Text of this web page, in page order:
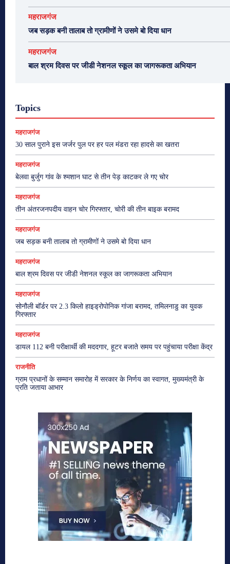
महराजगंज
जब सड़क बनी तालाब तो ग्रामीणों ने उसमे बो दिया धान
महराजगंज
बाल श्रम दिवस पर जीडी नेशनल स्कूल का जागरूकता अभियान
Topics
महराजगंज
30 साल पुराने इस जर्जर पुल पर हर पल मंडरा रहा हादसे का खतरा
महराजगंज
बेलवा बुर्जुग गांव के श्मशान घाट से तीन पेड़ काटकर ले गए चोर
महराजगंज
तीन अंतरजनपदीय वाहन चोर गिरफ्तार, चोरी की तीन बाइक बरामद
महराजगंज
जब सड़क बनी तालाब तो ग्रामीणों ने उसमे बो दिया धान
महराजगंज
बाल श्रम दिवस पर जीडी नेशनल स्कूल का जागरूकता अभियान
महराजगंज
सोनौली बॉर्डर पर 2.3 किलो हाइड्रोपोनिक गांजा बरामद, तमिलनाडु का युवक
गिरफ्तार
महराजगंज
डायल 112 बनी परीक्षार्थी की मददगार, हूटर बजाते समय पर पहुंचाया परीक्षा केंद्र
राजनीति
ग्राम प्रधानों के सम्मान समारोह में सरकार के निर्णय का स्वागत, मुख्यमंत्री के
प्रति जताया आभार